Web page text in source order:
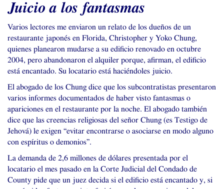
Juicio a los fantasmas
Varios lectores me enviaron un relato de los dueños de un
restaurante japonés en Florida, Christopher y Yoko Chung,
quienes planearon mudarse a su edificio renovado en octubre
2004, pero abandonaron el alquiler porque, afirman, el edificio
está encantado. Su locatario está haciéndoles juicio.
El abogado de los Chung dice que los subcontratistas presentaron
varios informes documentados de haber visto fantasmas o
apariciones en el restaurante por la noche. El abogado también
dice que las creencias religiosas del señor Chung (es Testigo de
Jehová) le exigen “evitar encontrarse o asociarse en modo alguno
con espíritus o demonios”.
La demanda de 2,6 millones de dólares presentada por el
locatario el mes pasado en la Corte Judicial del Condado de
County pide que un juez decida si el edificio está encantado y, si